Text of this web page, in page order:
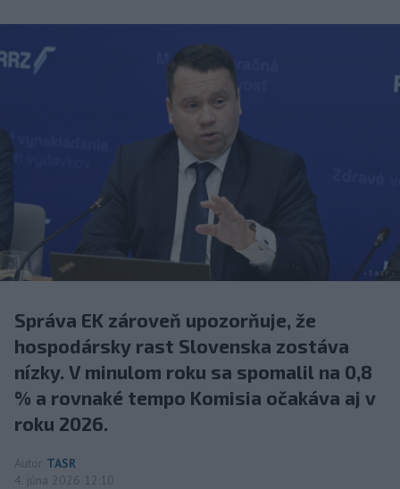
Správa EK zároveň upozorňuje, že
hospodársky rast Slovenska zostáva
nízky. V minulom roku sa spomalil na 0,8
% a rovnaké tempo Komisia očakáva aj v
roku 2026.
Autor TASR
4. júna 2026 12:10